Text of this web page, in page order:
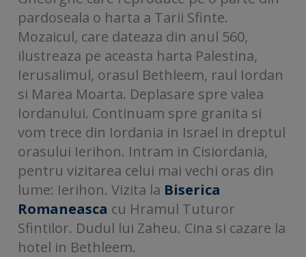
pardoseala o harta a Tarii Sfinte.
Mozaicul, care dateaza din anul 560,
ilustreaza pe aceasta harta Palestina,
Ierusalimul, orasul Bethleem, raul Iordan
si Marea Moarta. Deplasare spre valea
Iordanului. Continuam spre granita si
vom trece din Iordania in Israel in dreptul
orasului Ierihon. Intram in Cisiordania,
pentru vizitarea celui mai vechi oras din
lume: Ierihon. Vizita la Biserica
Romaneasca cu Hramul Tuturor
Sfintilor. Dudul lui Zaheu. Cina si cazare la
hotel in Bethleem.